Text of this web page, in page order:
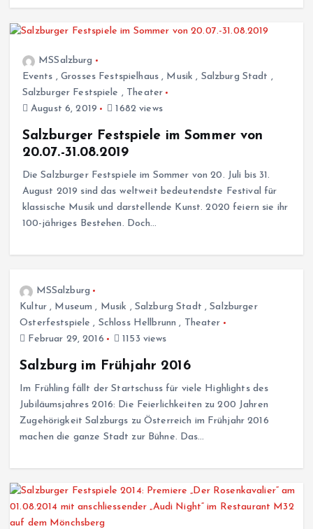
MSSalzburg
Events , Grosses Festspielhaus, Musik , Salzburg Stadt ,
Salzburger Festspiele , Theater
August 6, 2019
1682 views
Salzburger Festspiele im Sommer von
20.07.-31.08.2019
Die Salzburger Festspiele im Sommer von 20. Juli bis 31.
August 2019 sind das weltweit bedeutendste Festival für
klassische Musik und darstellende Kunst. 2020 feiern sie ihr
100-jähriges Bestehen. Doch…
MSSalzburg
Kultur , Museum , Musik , Salzburg Stadt ,Salzburger
Osterfestspiele , Schloss Hellbrunn , Theater
Februar 29, 2016
1153 views
Salzburg im Frühjahr 2016
Im Frühling fällt der Startschuss für viele Highlights des
Jubiläumsjahres 2016: Die Feierlichkeiten zu 200 Jahren
Zugehörigkeit Salzburgs zu Österreich im Frühjahr 2016
machen die ganze Stadt zur Bühne. Das…